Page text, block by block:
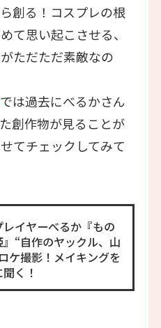
創る！コスプレの根
て思い起こさせる、
ただただ素敵なの
では過去にべるかさん
創作物が見ることが
てチェックしてみて
レイヤーべるか『もの
』“自作のヤックル、山
ケ撮影！メイキングを
く！